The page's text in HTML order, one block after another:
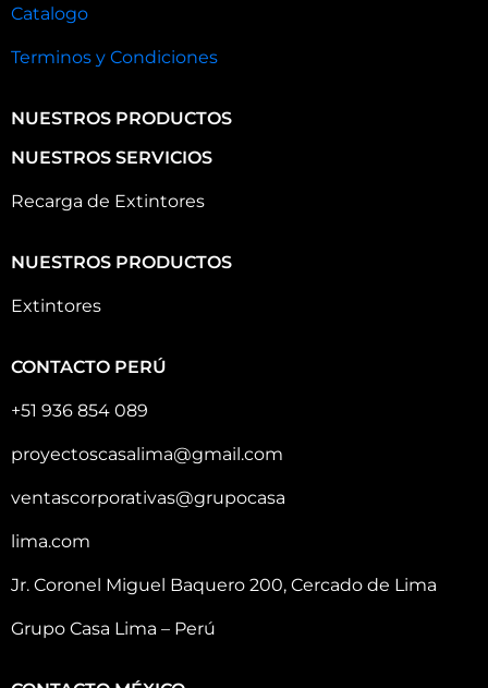
Catalogo
Terminos y Condiciones
NUESTROS PRODUCTOS
NUESTROS SERVICIOS
Recarga de Extintores
NUESTROS PRODUCTOS
Extintores
CONTACTO PERÚ
+51 936 854 089
proyectoscasalima@gmail.com
ventascorporativas@grupocasa
lima.com
Jr. Coronel Miguel Baquero 200, Cercado de Lima
Grupo Casa Lima – Perú